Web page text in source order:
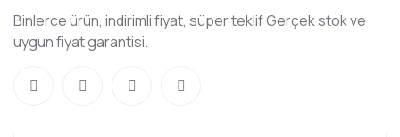
Binlerce ürün, indirimli fiyat, süper teklif Gerçek stok ve
uygun fiyat garantisi.